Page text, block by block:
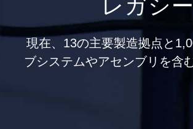
レガシ
現在、13の主要製造拠点と
ブシステムやアセンブリを含